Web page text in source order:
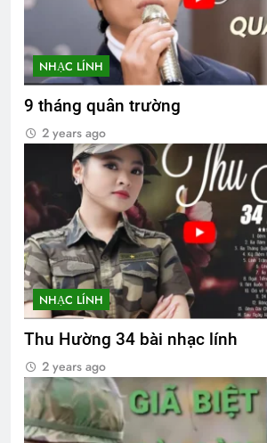
NHẠC LÍNH
9 tháng quân trường
2 years ago
NHẠC LÍNH
Thu Hường 34 bài nhạc lính
2 years ago